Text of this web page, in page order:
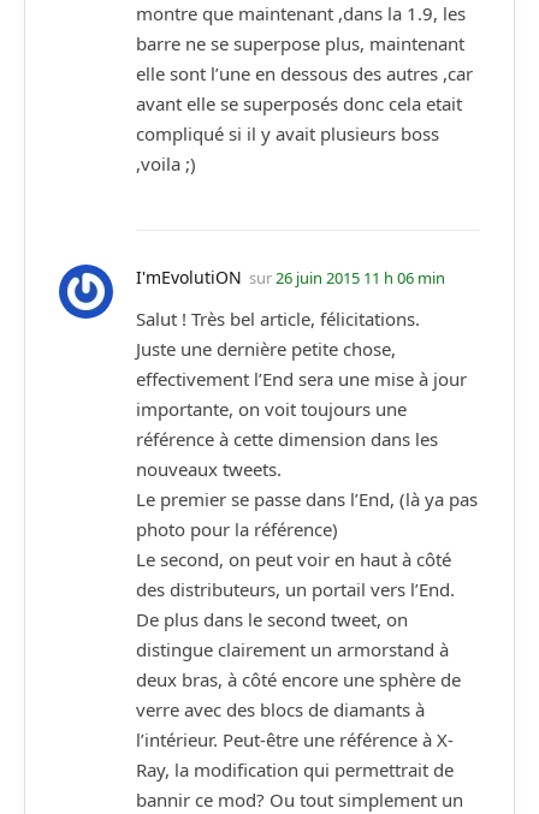
montre que maintenant ,dans la 1.9, les
barre ne se superpose plus, maintenant
elle sont l’une en dessous des autres ,car
avant elle se superposés donc cela etait
compliqué si il y avait plusieurs boss
,voila ;)
I'mEvolutiON sur26 juin 2015 11 h 06 min
Salut ! Très bel article, félicitations.
Juste une dernière petite chose,
effectivement l’End sera une mise à jour
importante, on voit toujours une
référence à cette dimension dans les
nouveaux tweets.
Le premier se passe dans l’End, (là ya pas
photo pour la référence)
Le second, on peut voir en haut à côté
des distributeurs, un portail vers l’End.
De plus dans le second tweet, on
distingue clairement un armorstand à
deux bras, à côté encore une sphère de
verre avec des blocs de diamants à
l’intérieur. Peut-être une référence à X-
Ray, la modification qui permettrait de
bannir ce mod? Ou tout simplement un